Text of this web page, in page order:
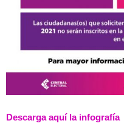
Descarga aquí la infografía